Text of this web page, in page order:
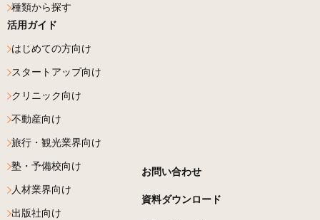
種類から探す
活用ガイド
はじめての方向け
スタートアップ向け
クリニック向け
不動産向け
旅行・観光業界向け
塾・予備校向け
人材業界向け
出版社向け
お問い合わせ
資料ダウンロード